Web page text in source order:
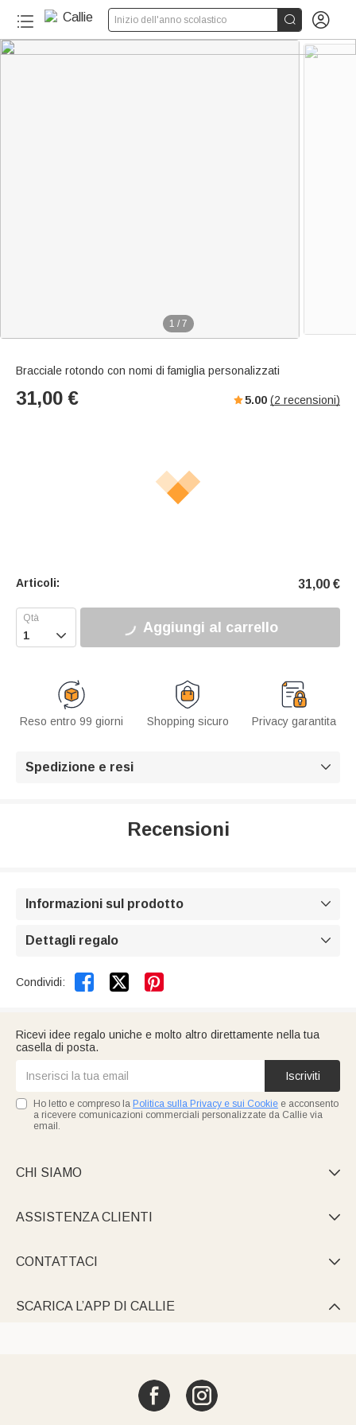
Inizio dell'anno scolastico  
1 / 7
Bracciale rotondo con nomi di famiglia personalizzati
31,00 € 5.00 (2 recensioni)
Articoli: 31,00 €
 Aggiungi al carrello
Reso entro 99 giorni Shopping sicuro Privacy garantita
Spedizione e resi 
Recensioni
Informazioni sul prodotto 
Dettagli regalo 
Condividi:  
Ricevi idee regalo uniche e molto altro direttamente nella tua
casella di posta.
Iscriviti
Ho letto e compreso la Politica sulla Privacy e sui Cookie e acconsento
a ricevere comunicazioni commerciali personalizzate da Callie via
email.
CHI SIAMO 
ASSISTENZA CLIENTI 
CONTATTACI 
SCARICA L’APP DI CALLIE 